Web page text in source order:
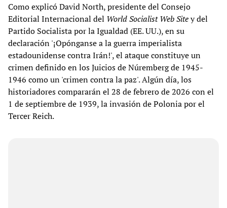
Como explicó David North, presidente del Consejo
Editorial Internacional del World Socialist Web Sitey del
Partido Socialista por la Igualdad (EE. UU.), en su
declaración '¡Opónganse a la guerra imperialista
estadounidense contra Irán!', el ataque constituye un
crimen definido en los Juicios de Núremberg de 1945-
1946 como un 'crimen contra la paz'. Algún día, los
historiadores compararán el 28 de febrero de 2026 con el
1 de septiembre de 1939, la invasión de Polonia por el
Tercer Reich.